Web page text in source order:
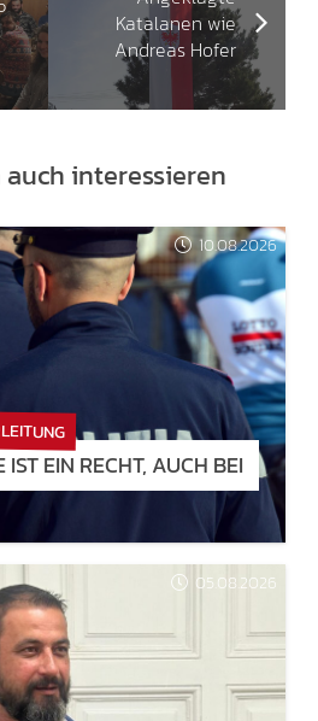
Katalanen wie
Andreas Hofer
interessieren
10.08.2026
EIN RECHT, AUCH BEI
05.08.2026